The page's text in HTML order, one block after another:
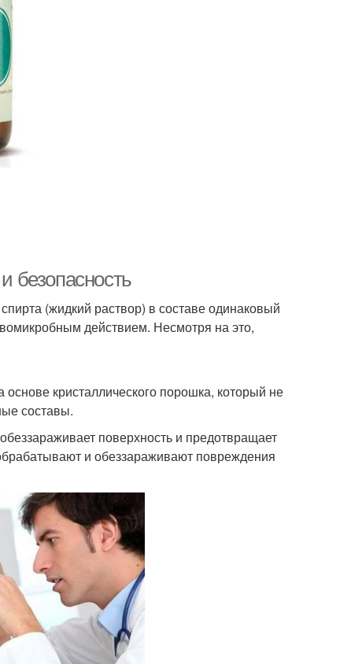
безопасность
(жидкий раствор) в составе одинаковый
действием. Несмотря на это,
кристаллического порошка, который не
составы.
поверхность и предотвращает
и обеззараживают повреждения